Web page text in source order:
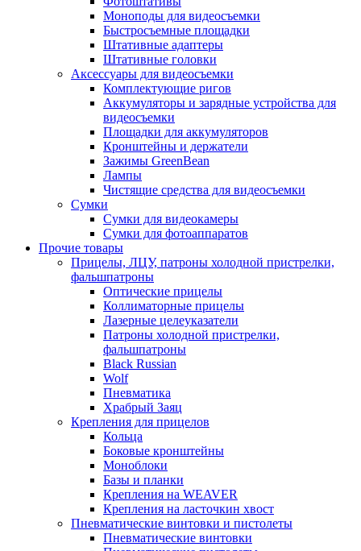
Моноподы для видеосъемки
Быстросъемные площадки
Штативные адаптеры
Штативные головки
Аксессуары для видеосъемки
Комплектующие ригов
Аккумуляторы и зарядные устройства для
видеосъемки
Площадки для аккумуляторов
Кронштейны и держатели
Зажимы GreenBean
Лампы
Чистящие средства для видеосъемки
Сумки
Сумки для видеокамеры
Сумки для фотоаппаратов
Прочие товары
Прицелы, ЛЦУ, патроны холодной пристрелки,
фальшпатроны
Оптические прицелы
Коллиматорные прицелы
Лазерные целеуказатели
Патроны холодной пристрелки,
фальшпатроны
Black Russian
Wolf
Пневматика
Храбрый Заяц
Крепления для прицелов
Кольца
Боковые кронштейны
Моноблоки
Базы и планки
Крепления на WEAVER
Крепления на ласточкин хвост
Пневматические винтовки и пистолеты
Пневматические винтовки